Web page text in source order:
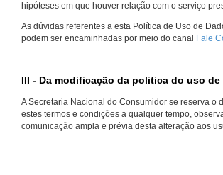
hipóteses em que houver relação com o serviço
As dúvidas referentes a esta Política de Uso de
podem ser encaminhadas por meio do canal Fale
III - Da modificação da politica do uso de
A Secretaria Nacional do Consumidor se reserva o
estes termos e condições a qualquer tempo,
comunicação ampla e prévia desta alteração aos